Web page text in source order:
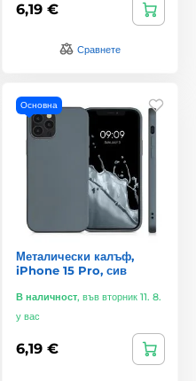
6,19 €
Сравнете
Основна
Металически калъф,
iPhone 15 Pro, сив
В наличност, във вторник 11. 8.
у вас
6,19 €